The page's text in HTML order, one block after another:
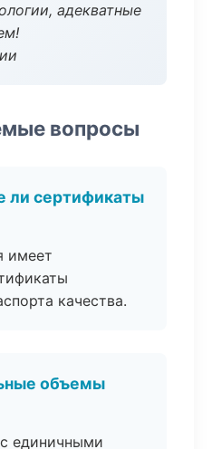
адекватные
вопросы
ли сертификаты
имеет
качества.
объемы
единичными